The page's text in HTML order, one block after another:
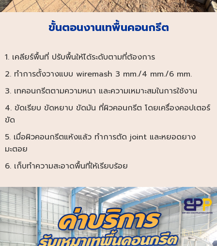
ขั้นตอนงานเทพื้นคอนกรีต
1. เคลียร์พื้นที่ ปรับพื้นให้ได้ระดับตามที่ต้องการ
2. ทำการตั้งวางแบบ wiremash 3 mm./4 mm./6 mm.
3. เทคอนกรีตตามความหนา และความเหมาะสมในการใช้งาน
4. ขัดเรียบ ขัดหยาบ ขัดมัน ที่ผิวคอนกรีต โดยเครื่องคอปเตอร์
ขัด
5. เมื่อผิวคอนกรีตแห้งแล้ว ทำการตัด joint และหยอดยาง
มะตอย
6. เก็บทำความสะอาดพื้นที่ให้เรียบร้อย